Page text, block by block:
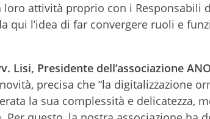
loro attività proprio con i
qui l’idea di far convergere ruoli e
Lisi, Presidente dell’associazione
precisa che “la digitalizzazione
la sua complessità e delicatezza,